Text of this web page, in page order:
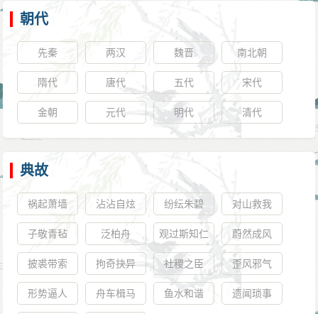
朝代
先秦 两汉 魏晋 南北朝
隋代 唐代 五代 宋代
金朝 元代 明代 清代
典故
祸起萧墙 沾沾自炫 纷纭朱碧 对山救我
子敬青毡 泛柏舟
观过斯知仁
矣
蔚然成风
披裘带索 拘奇抉异 社稷之臣 歪风邪气
形势逼人 舟车楫马 鱼水和谐 遗闻琐事